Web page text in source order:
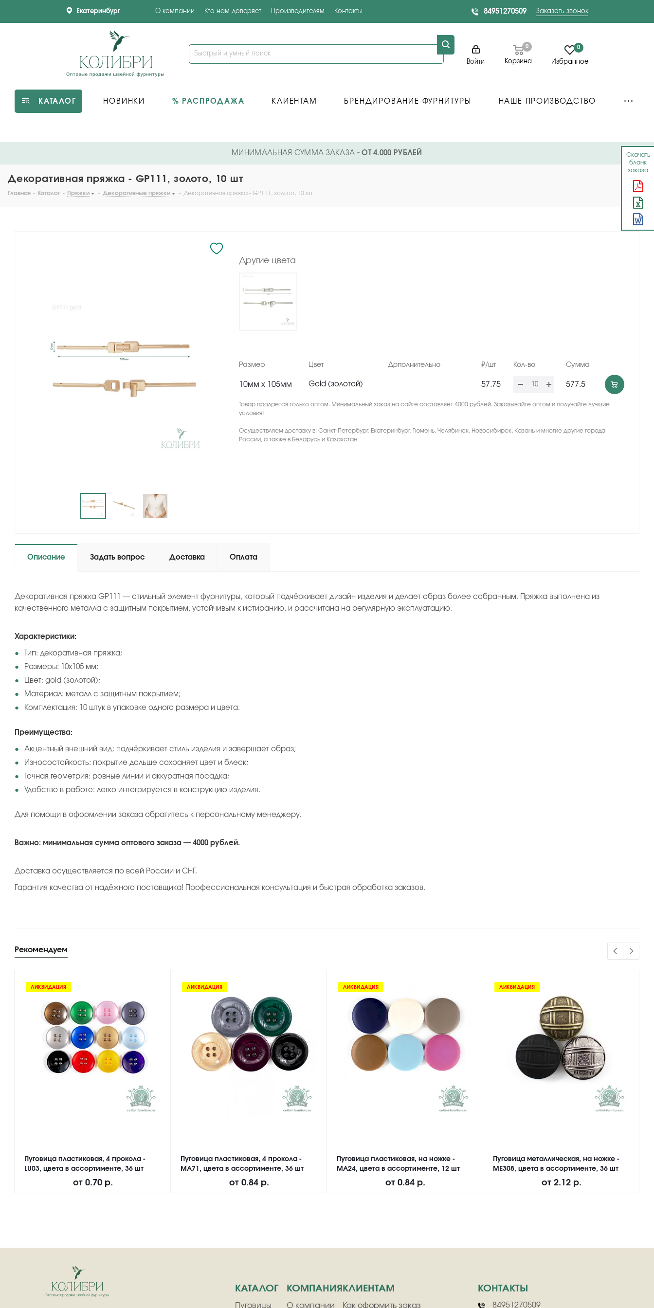
Скачать
бланк
заказа
Екатеринбург О компании Кто нам доверяет Производителям Контакты 84951270509 Заказать звонок
Войти Корзина
0 0
Избранное
КАТАЛОГ НОВИНКИ % РАСПРОДАЖА КЛИЕНТАМ БРЕНДИРОВАНИЕ ФУРНИТУРЫ НАШЕ ПРОИЗВОДСТВО
МИНИМАЛЬНАЯ СУММА ЗАКАЗА - ОТ 4.000 РУБЛЕЙ
Декоративная пряжка - GP111, золото, 10 шт
Главная - Каталог - Пряжки - Декоративные пряжки - Декоративная пряжка - GP111, золото, 10 шт
Другие цвета
Размер Цвет Дополнительно ₽/шт Кол-во Сумма
10мм х 105мм Gold (золотой) 57.75 577.5
Товар продается только оптом. Минимальный заказ на сайте составляет 4000 рублей. Заказывайте оптом и получайте лучшие
условия!
Осуществляем доставку в: Санкт-Петербург, Екатеринбург, Тюмень, Челябинск, Новосибирск, Казань и многие другие города
России, а также в Беларусь и Казахстан.
Описание Задать вопрос Доставка Оплата
Декоративная пряжка GP111 — стильный элемент фурнитуры, который подчёркивает дизайн изделия и делает образ более собранным. Пряжка выполнена из
качественного металла с защитным покрытием, устойчивым к истиранию, и рассчитана на регулярную эксплуатацию.
Характеристики:
Тип: декоративная пряжка;
Размеры: 10х105 мм;
Цвет: gold (золотой);
Материал: металл с защитным покрытием;
Комплектация: 10 штук в упаковке одного размера и цвета.
Преимущества:
Акцентный внешний вид: подчёркивает стиль изделия и завершает образ;
Износостойкость: покрытие дольше сохраняет цвет и блеск;
Точная геометрия: ровные линии и аккуратная посадка;
Удобство в работе: легко интегрируется в конструкцию изделия.
Для помощи в оформлении заказа обратитесь к персональному менеджеру.
Важно: минимальная сумма оптового заказа — 4000 рублей.
Доставка осуществляется по всей России и СНГ.
Гарантия качества от надёжного поставщика! Профессиональная консультация и быстрая обработка заказов.
Рекомендуем
ЛИКВИДАЦИЯ
Пуговица пластиковая, 4 прокола -
LU03, цвета в ассортименте, 36 шт
от 0.70 р.
ЛИКВИДАЦИЯ
Пуговица пластиковая, 4 прокола -
MA71, цвета в ассортименте, 36 шт
от 0.84 р.
ЛИКВИДАЦИЯ
Пуговица пластиковая, на ножке -
MA24, цвета в ассортименте, 12 шт
от 0.84 р.
ЛИКВИДАЦИЯ
Пуговица металлическая, на ножке -
ME308, цвета в ассортименте, 36 шт
от 2.12 р.
КАТАЛОГ
Пуговицы
КОМПАНИЯ
О компании
КЛИЕНТАМ
Как оформить заказ
КОНТАКТЫ
84951270509